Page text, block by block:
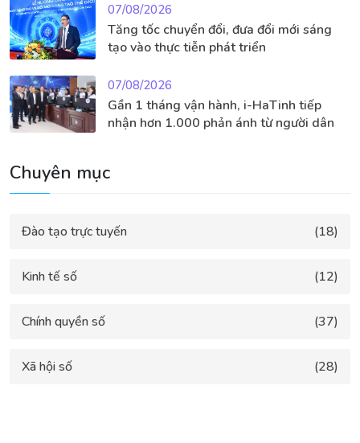
07/08/2026
Tăng tốc chuyển đổi, đưa đổi mới sáng
tạo vào thực tiễn phát triển
07/08/2026
Gần 1 tháng vận hành, i-HaTinh tiếp
nhận hơn 1.000 phản ánh từ người dân
Chuyên mục
Đào tạo trực tuyến (18)
Kinh tế số (12)
Chính quyền số (37)
Xã hội số (28)